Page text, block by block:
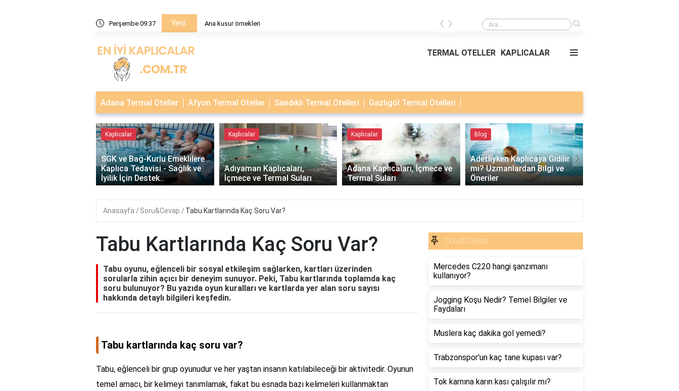
Perşembe 09:37 Yeni Ana kusur örnekleri Ana kusur örnekleri
‹ ›
TERMAL OTELLER KAPLICALAR
Adana Termal Oteller Afyon Termal Oteller Sandıklı Termal Otelleri Gazlıgöl Termal Otelleri
Kaplıcalar
SGK ve Bağ-Kurlu Emeklilere
Kaplıca Tedavisi - Sağlık ve
İyilik İçin Destek..
Kaplıcalar
Adıyaman Kaplıcaları,
İçmece ve Termal Suları
Kaplıcalar
Adana Kaplıcaları, İçmece ve
Termal Suları
Blog
Adetliyken Kaplıcaya Gidilir
mi? Uzmanlardan Bilgi ve
Öneriler
‹ ›
Anasayfa Soru&Cevap Tabu Kartlarında Kaç Soru Var?
Tabu Kartlarında Kaç Soru Var?
Tabu oyunu, eğlenceli bir sosyal etkileşim sağlarken, kartları üzerinden
sorularla zihin açıcı bir deneyim sunuyor. Peki, Tabu kartlarında toplamda kaç
soru bulunuyor? Bu yazıda oyun kuralları ve kartlarda yer alan soru sayısı
hakkında detaylı bilgileri keşfedin.
Tabu kartlarında kaç soru var?
Tabu, eğlenceli bir grup oyunudur ve her yaştan insanın katılabileceği bir aktivitedir. Oyunun
temel amacı, bir kelimeyi tanımlamak, fakat bu esnada bazı kelimeleri kullanmaktan
Soru&Cevap
Mercedes C220 hangi şanzımanı
kullanıyor?
Jogging Koşu Nedir? Temel Bilgiler ve
Faydaları
Muslera kaç dakika gol yemedi?
Trabzonspor'un kaç tane kupası var?
Tok karnına karın kası çalışılır mı?